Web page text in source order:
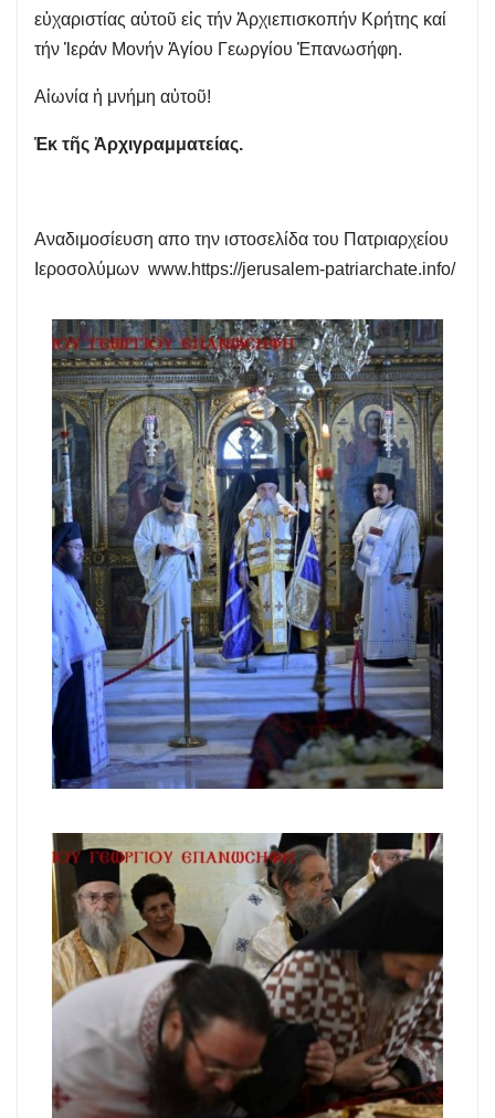
εὐχαριστίας αὐτοῦ εἰς τήν Ἀρχιεπισκοπήν Κρήτης καί
τήν Ἱεράν Μονήν Ἁγίου Γεωργίου Ἐπανωσήφη.
Αἰωνία ἡ μνήμη αὐτοῦ!
Ἐκ τῆς Ἀρχιγραμματείας.
Αναδιμοσίευση απο την ιστοσελίδα του Πατριαρχείου
Ιεροσολύμων www.https://jerusalem-patriarchate.info/